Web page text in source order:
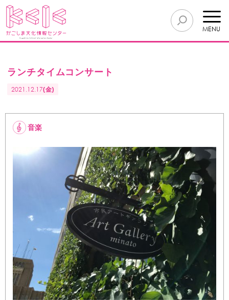
MENU
ランチタイムコンサート
2021.12.17(金)
音楽